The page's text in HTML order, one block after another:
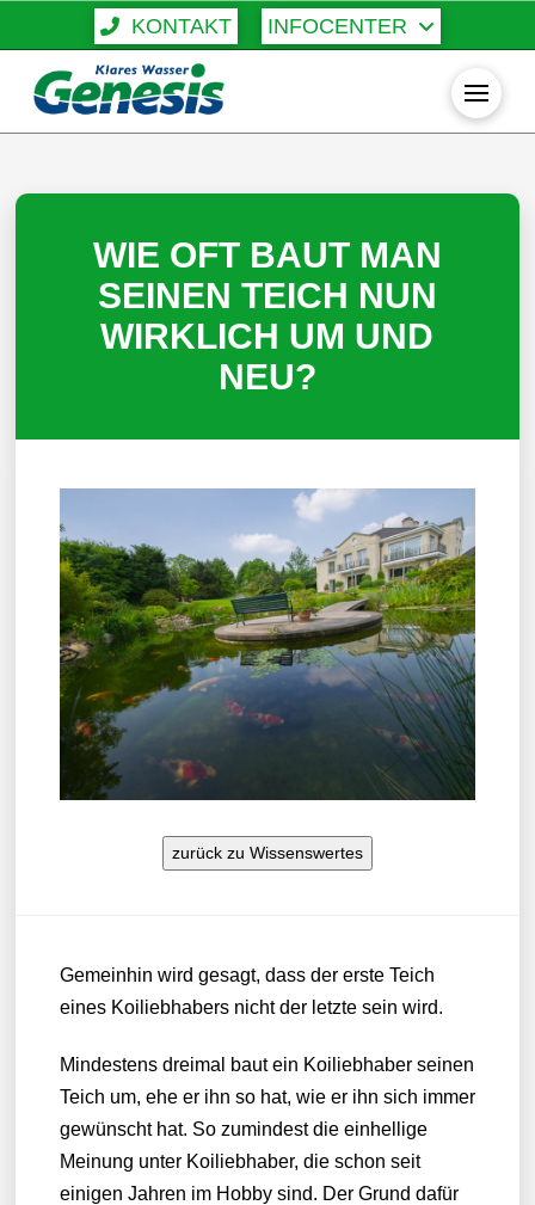
KONTAKT INFOCENTER
WIE OFT BAUT MAN
SEINEN TEICH NUN
WIRKLICH UM UND
NEU?
zurück zu Wissenswertes
Gemeinhin wird gesagt, dass der erste Teich
eines Koiliebhabers nicht der letzte sein wird.
Mindestens dreimal baut ein Koiliebhaber seinen
Teich um, ehe er ihn so hat, wie er ihn sich immer
gewünscht hat. So zumindest die einhellige
Meinung unter Koiliebhaber, die schon seit
einigen Jahren im Hobby sind. Der Grund dafür